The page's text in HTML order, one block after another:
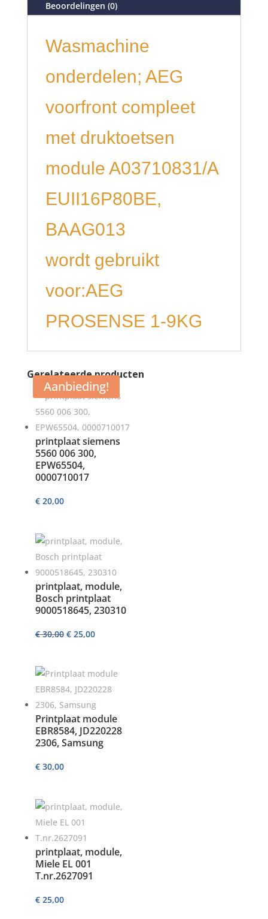
Beoordelingen (0)
Wasmachine
onderdelen; AEG
voorfront compleet
met druktoetsen
module A03710831/A
EUII16P80BE,
BAAG013
wordt gebruikt
voor:AEG
PROSENSE 1-9KG
Gerelateerde producten
printplaat siemens
5560 006 300,
EPW65504,
0000710017
€20,00
Aanbieding!
printplaat, module,
Bosch printplaat
9000518645, 230310
€30,00 Oorspronkelijke
€25,00Huidige
Printplaat module
EBR8584, JD220228
2306, Samsung
€30,00
printplaat, module,
Miele EL 001
T.nr.2627091
€25,00